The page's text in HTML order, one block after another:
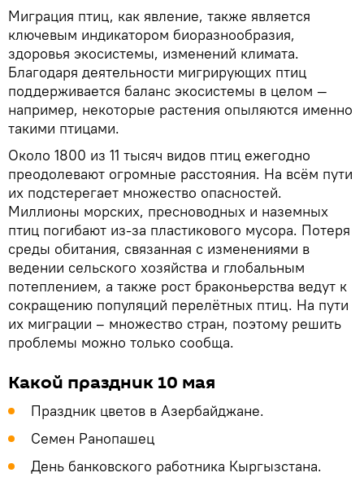
Миграция птиц, как явление, также является
ключевым индикатором биоразнообразия,
здоровья экосистемы, изменений климата.
Благодаря деятельности мигрирующих птиц
поддерживается баланс экосистемы в целом —
например, некоторые растения опыляются именно
такими птицами.
Около 1800 из 11 тысяч видов птиц ежегодно
преодолевают огромные расстояния. На всём пути
их подстерегает множество опасностей.
Миллионы морских, пресноводных и наземных
птиц погибают из-за пластикового мусора. Потеря
среды обитания, связанная с изменениями в
ведении сельского хозяйства и глобальным
потеплением, а также рост браконьерства ведут к
сокращению популяций перелётных птиц. На пути
их миграции – множество стран, поэтому решить
проблемы можно только сообща.
Какой праздник 10 мая
Праздник цветов в Азербайджане.
Семен Ранопашец
День банковского работника Кыргызстана.